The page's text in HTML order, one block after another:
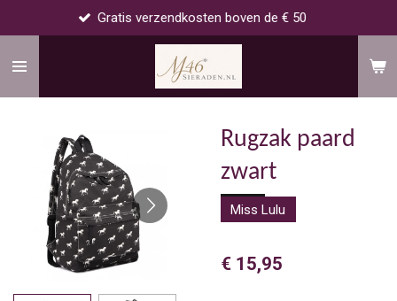
naar
Gratis verzendkosten boven de € 50
Rugzak paard
zwart
Miss Lulu
€ 15,95